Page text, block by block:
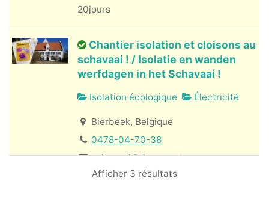
20jours
Chantier isolation et cloisons au
schavaai ! / Isolatie en wanden
werfdagen in het Schavaai !
Isolation écologique Électricité
Bierbeek, Belgique
0478-04-70-38
schavaai@riseup.net
Afficher 3 résultats